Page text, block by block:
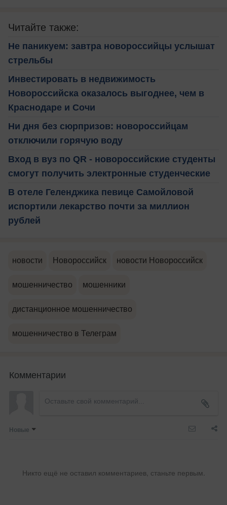
Читайте также:
Не паникуем: завтра новороссийцы услышат
стрельбы
Инвестировать в недвижимость
Новороссийска оказалось выгоднее, чем в
Краснодаре и Сочи
Ни дня без сюрпризов: новороссийцам
отключили горячую воду
Вход в вуз по QR - новороссийские студенты
смогут получить электронные студенческие
В отеле Геленджика певице Самойловой
испортили лекарство почти за миллион
рублей
новости Новороссийск новости Новороссийск
мошенничество мошенники
дистанционное мошенничество
мошенничество в Телеграм
Комментарии
Новые
Никто ещё не оставил комментариев, станьте первым.